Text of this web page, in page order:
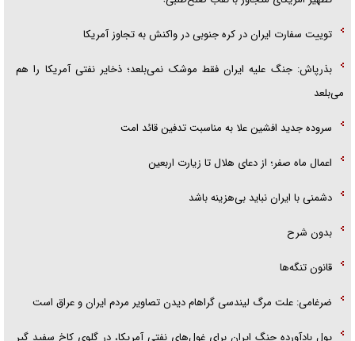
توییت سفارت ایران در کره جنوبی در واکنش به تجاوز آمریکا
بذرپاش: ‏جنگ علیه ایران فقط موشک نمی‌بلعد؛ ذخایر نفتی آمریکا را هم
می‌بلعد
سروده جدید افشین علا به مناسبت تدفین قائد امت
اعمال ماه صفر؛ از دعای هلال تا زیارت اربعین
دشمنی با ایران نباید بی‌هزینه باشد
بدون شرح
قانون تنگه‌ها
ضرغامی: علت مرگ لیندسی گراهام دیدن تصاویر مردم ایران و عراق است
پول بادآورده جنگ ایران برای غول‌های نفتی آمریکا، در گلوی کاخ سفید گیر